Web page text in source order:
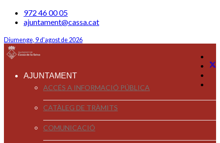
972 46 00 05
ajuntament@cassa.cat
Diumenge, 9 d'agost de 2026
AJUNTAMENT
ACCÉS A INFORMACIÓ PÚBLICA
CATÀLEG DE TRÀMITS
COMUNICACIÓ